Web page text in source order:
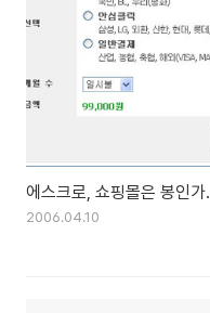
에스크로, 쇼핑몰은 봉인가.
2006.04.10